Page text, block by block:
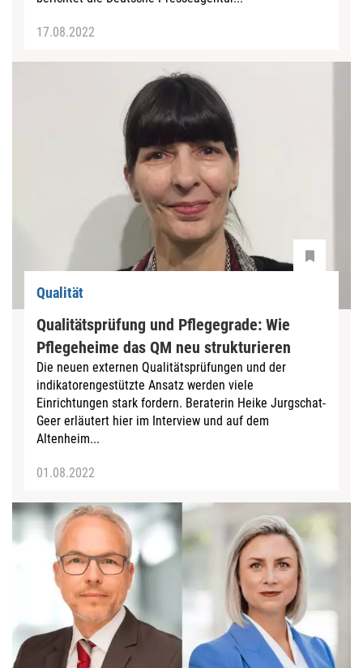
17.08.2022
Qualität
Qualitätsprüfung und Pflegegrade: Wie
Pflegeheime das QM neu strukturieren
Die neuen externen Qualitätsprüfungen und der
indikatorengestützte Ansatz werden viele
Einrichtungen stark fordern. Beraterin Heike Jurgschat-
Geer erläutert hier im Interview und auf dem
Altenheim...
01.08.2022